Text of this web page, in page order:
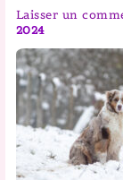
Laisser un
2024